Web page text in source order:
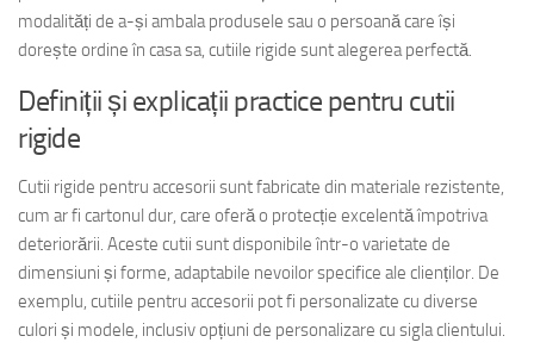
modalități de a-și ambala produsele sau o persoană care își
dorește ordine în casa sa, cutiile rigide sunt alegerea perfectă.
Definiții și explicații practice pentru cutii
rigide
Cutii rigide pentru accesorii sunt fabricate din materiale rezistente,
cum ar fi cartonul dur, care oferă o protecție excelentă împotriva
deteriorării. Aceste cutii sunt disponibile într-o varietate de
dimensiuni și forme, adaptabile nevoilor specifice ale clienților. De
exemplu, cutiile pentru accesorii pot fi personalizate cu diverse
culori și modele, inclusiv opțiuni de personalizare cu sigla clientului.